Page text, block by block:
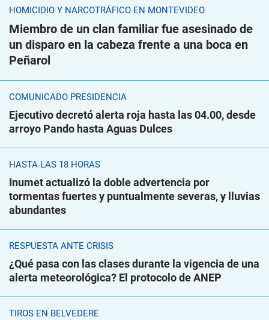
HOMICIDIO Y NARCOTRÁFICO EN MONTEVIDEO
Miembro de un clan familiar fue asesinado de
un disparo en la cabeza frente a una boca en
Peñarol
COMUNICADO PRESIDENCIA
Ejecutivo decretó alerta roja hasta las 04.00, desde
arroyo Pando hasta Aguas Dulces
HASTA LAS 18 HORAS
Inumet actualizó la doble advertencia por
tormentas fuertes y puntualmente severas, y lluvias
abundantes
RESPUESTA ANTE CRISIS
¿Qué pasa con las clases durante la vigencia de una
alerta meteorológica? El protocolo de ANEP
TIROS EN BELVEDERE